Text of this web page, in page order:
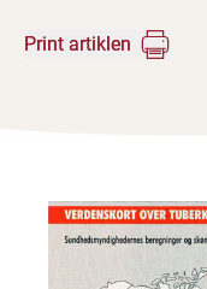
Print artiklen